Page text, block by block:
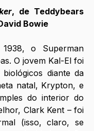
, de Teddybears
Bowie
O jovem Kal-El foi
diante da
natal, Krypton, e
do interior do
Clark Kent – foi
(isso, claro, se